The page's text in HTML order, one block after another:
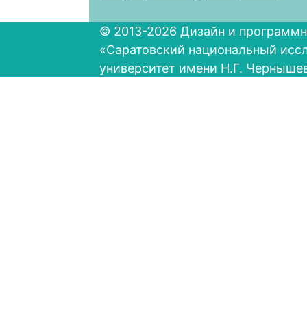
© 2013-2026 Дизайн и
«Саратовский национальный
университет имени Н.Г.